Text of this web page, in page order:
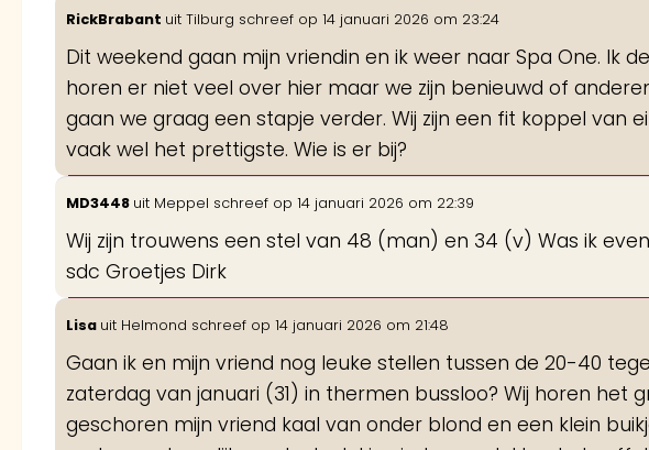
RickBrabant uit Tilburg schreef op 14 januari 2026 om 23:24
Dit weekend gaan mijn vriendin en ik weer naar Spa One. Ik
horen er niet veel over hier maar we zijn benieuwd of
gaan we graag een stapje verder. Wij zijn een fit koppel van
vaak wel het prettigste. Wie is er bij?
MD3448 uit Meppel schreef op 14 januari 2026 om 22:39
Wij zijn trouwens een stel van 48 (man) en 34 (v) Was ik
sdc Groetjes Dirk
Lisa uit Helmond schreef op 14 januari 2026 om 21:48
Gaan ik en mijn vriend nog leuke stellen tussen de 20-40
zaterdag van januari (31) in thermen bussloo? Wij horen het
geschoren mijn vriend kaal van onder blond en een klein